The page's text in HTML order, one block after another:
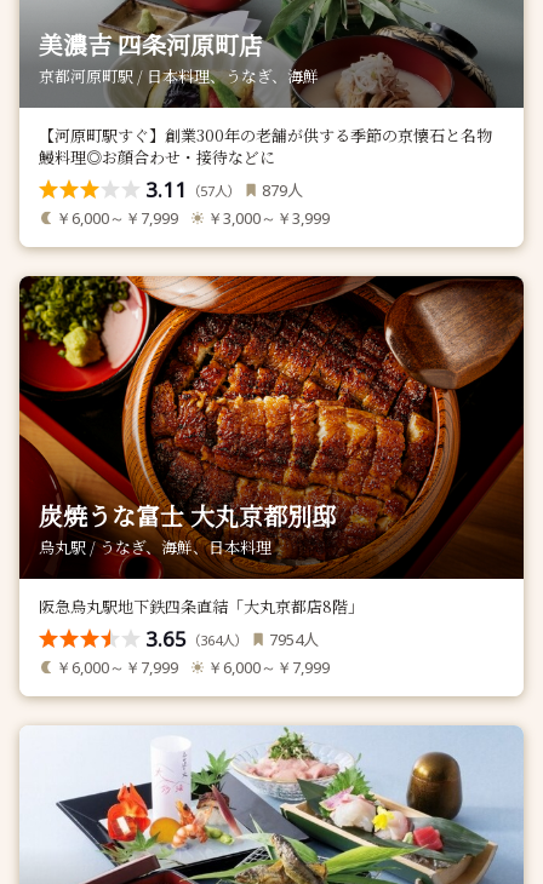
美濃吉 四条河原町店
京都河原町駅 / 日本料理、うなぎ、海鮮
【河原町駅すぐ】創業300年の老舗が供する季節の京懐石と名物
鰻料理◎お顔合わせ・接待などに
3.11 （57人） 879人
￥6,000～￥7,999 ￥3,000～￥3,999
炭焼うな富士 大丸京都別邸
烏丸駅 / うなぎ、海鮮、日本料理
阪急烏丸駅地下鉄四条直結「大丸京都店8階」
3.65 （364人） 7954人
￥6,000～￥7,999 ￥6,000～￥7,999